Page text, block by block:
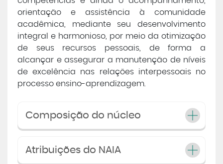
orientação e assistência à comunidade
acadêmica, mediante seu desenvolvimento
integral e harmonioso, por meio da otimização
de seus recursos pessoais, de forma a
alcançar e assegurar a manutenção de níveis
de excelência nas relações interpessoais no
processo ensino-aprendizagem.
Composição do núcleo
Atribuições do NAIA